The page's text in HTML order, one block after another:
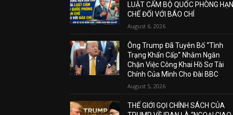
LUẬT CẤM BỘ QUỐC PHÒNG HẠN
CHẾ ĐỐI VỚI BÁO CHÍ
August 6, 2026
Ông Trump Đã Tuyên Bố “Tình
Trạng Khẩn Cấp” Nhằm Ngăn
Chặn Việc Công Khai Hồ Sơ Tài
Chính Của Mình Cho Đài BBC
August 5, 2026
THẾ GIỚI GỌI CHÍNH SÁCH CỦA